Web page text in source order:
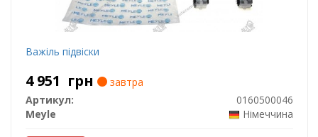
Важіль підвіски
4 951 грн
завтра
Артикул:
0160500046
Meyle
Німеччина